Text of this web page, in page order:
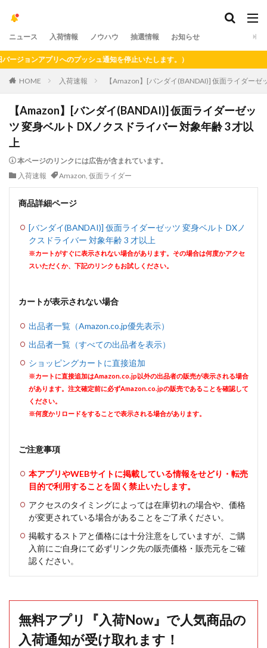
ニュース 入荷情報 ノウハウ 抽選情報 お知らせ
ンアプリへのプッシュ通知を停止いたします。）
HOME 入荷速報 【Amazon】[バンダイ(BANDAI)] 仮面ライダー
【Amazon】[バンダイ(BANDAI)] 仮面ライダーゼッ
ツ 変身ベルト DXノクスドライバー 対象年齢 3 才以
上
本ページのリンクには広告が含まれています。
入荷速報
Amazon, 仮面ライダー
商品詳細ページ
[バンダイ(BANDAI)] 仮面ライダーゼッツ 変身ベルト DXノ
クスドライバー 対象年齢 3 才以上
※カートがすぐに表示されない場合があります。その場合は何度かアクセ
スいただくか、下記のリンクもお試しください。
カートが表示されない場合
出品者一覧（Amazon.co.jp優先表示）
出品者一覧（すべての出品者を表示）
ショッピングカートに直接追加
※カートに直接追加はAmazon.co.jp以外の出品者の販売が表示される場合
があります。注文確定前に必ずAmazon.co.jpの販売であることを確認して
ください。
※何度かリロードをすることで表示される場合があります。
ご注意事項
本アプリやWEBサイトに掲載している情報をせどり・転売
目的で利用することを固く禁止いたします。
アクセスのタイミングによっては在庫切れの場合や、価格
が変更されている場合があることをご了承ください。
掲載するストアと価格には十分注意をしていますが、ご購
入前にご自身にて必ずリンク先の販売価格・販売元をご確
認ください。
無料アプリ『入荷Now』で人気商品の
入荷通知が受け取れます！